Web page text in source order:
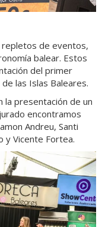
repletos de eventos,
balear. Estos
del primer
las Islas Baleares.
la presentación de un
encontramos
Andreu, Santi
y Vicente Fortea.